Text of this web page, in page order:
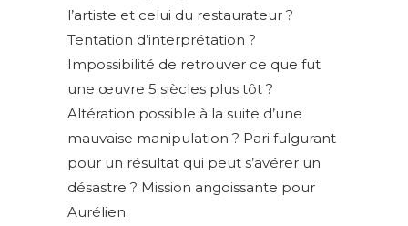
l’artiste et celui du restaurateur ?
Tentation d’interprétation ?
Impossibilité de retrouver ce que fut
une œuvre 5 siècles plus tôt ?
Altération possible à la suite d’une
mauvaise manipulation ? Pari fulgurant
pour un résultat qui peut s’avérer un
désastre ? Mission angoissante pour
Aurélien.